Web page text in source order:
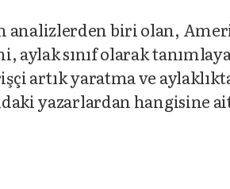
analizlerden biri olan,
aylak sınıf olarak
artık yaratma ve
yazarlardan hangisine